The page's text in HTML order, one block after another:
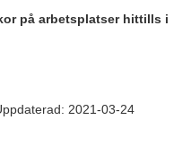
på arbetsplatser hittills i
2021-03-24